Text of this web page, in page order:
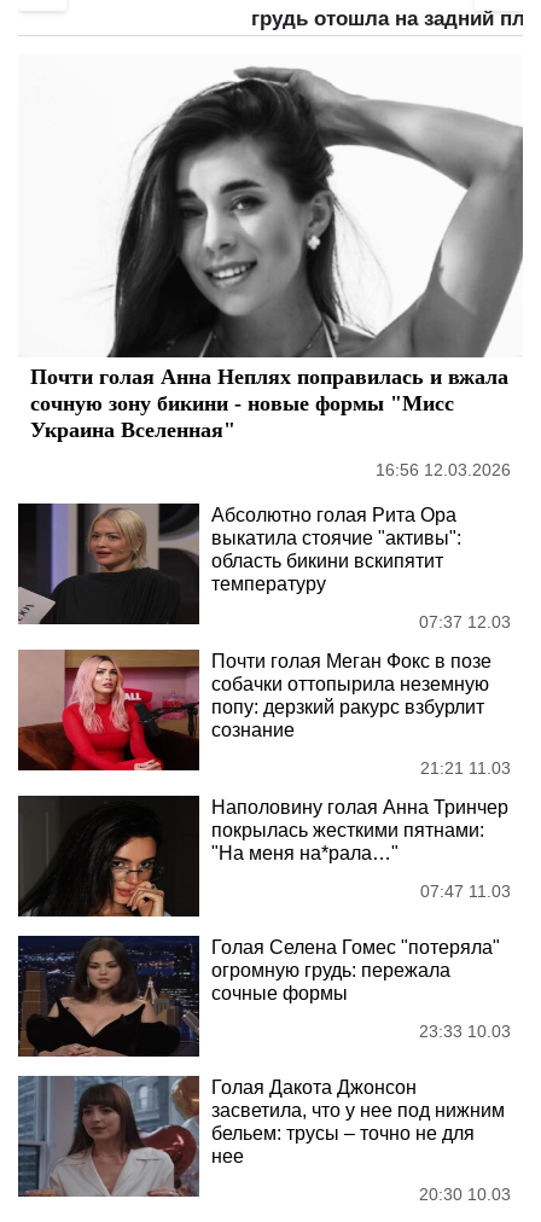
грудь отошла на задний план
Почти голая Анна Неплях поправилась и вжала
сочную зону бикини - новые формы "Мисс
Украина Вселенная"
16:56 12.03.2026
Абсолютно голая Рита Ора
выкатила стоячие "активы":
область бикини вскипятит
температуру
07:37 12.03
Почти голая Меган Фокс в позе
собачки оттопырила неземную
попу: дерзкий ракурс взбурлит
сознание
21:21 11.03
Наполовину голая Анна Тринчер
покрылась жесткими пятнами:
"На меня на*рала…"
07:47 11.03
Голая Селена Гомес "потеряла"
огромную грудь: пережала
сочные формы
23:33 10.03
Голая Дакота Джонсон
засветила, что у нее под нижним
бельем: трусы – точно не для
нее
20:30 10.03